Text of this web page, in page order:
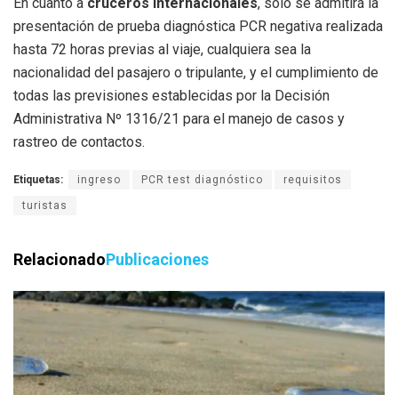
presentación de prueba diagnóstica PCR negativa realizada
hasta 72 horas previas al viaje, cualquiera sea la
nacionalidad del pasajero o tripulante, y el cumplimiento de
todas las previsiones establecidas por la Decisión
Administrativa Nº 1316/21 para el manejo de casos y
rastreo de contactos.
Etiquetas: ingreso PCR test diagnóstico requisitos
turistas
RelacionadoPublicaciones